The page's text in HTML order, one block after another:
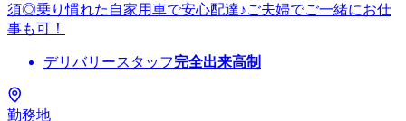
須◎乗り慣れた自家用車で安心配達♪ご夫婦でご一緒にお仕
事も可！
デリバリースタッフ完全出来高制
勤務地